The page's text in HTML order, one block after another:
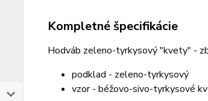
Kompletné špecifikácie
Hodváb zeleno-tyrkysový "kvety" -
podklad - zeleno-tyrkysový
vzor - béžovo-sivo-tyrkysové